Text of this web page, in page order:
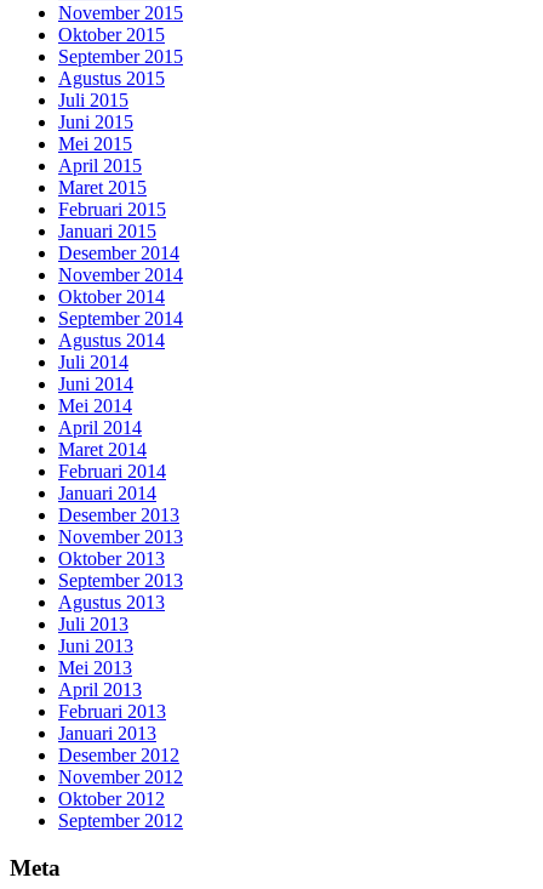
November 2015
Oktober 2015
September 2015
Agustus 2015
Juli 2015
Juni 2015
Mei 2015
April 2015
Maret 2015
Februari 2015
Januari 2015
Desember 2014
November 2014
Oktober 2014
September 2014
Agustus 2014
Juli 2014
Juni 2014
Mei 2014
April 2014
Maret 2014
Februari 2014
Januari 2014
Desember 2013
November 2013
Oktober 2013
September 2013
Agustus 2013
Juli 2013
Juni 2013
Mei 2013
April 2013
Februari 2013
Januari 2013
Desember 2012
November 2012
Oktober 2012
September 2012
Meta